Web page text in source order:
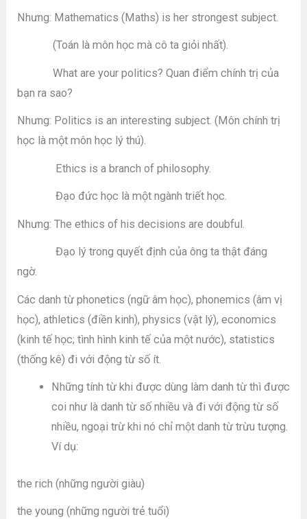
Nhưng: Mathematics (Maths) is her strongest subject.
(Toán là môn học mà cô ta giỏi nhất).
What are your politics? Quan điểm chính trị của
bạn ra sao?
Nhưng: Politics is an interesting subject. (Môn chính trị
học là một môn học lý thú).
Ethics is a branch of philosophy.
Đạo đức học là một ngành triết học.
Nhưng: The ethics of his decisions are doubful.
Đạo lý trong quyết định của ông ta thật đáng
ngờ.
Các danh từ phonetics (ngữ âm học), phonemics (âm vị
học), athletics (điền kinh), physics (vật lý), economics
(kinh tế học; tình hình kinh tế của một nước), statistics
(thống kê) đi với động từ số ít.
Những tính từ khi được dùng làm danh từ thì được
coi như là danh từ số nhiều và đi với động từ số
nhiều, ngoại trừ khi nó chỉ một danh từ trừu tượng.
Ví dụ:
the rich (những người giàu)
the young (những người trẻ tuổi)